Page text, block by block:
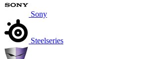
Sony
Steelseries